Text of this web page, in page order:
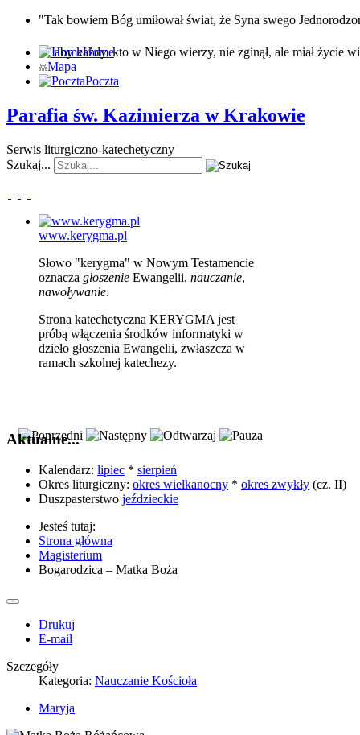
"Tak bowiem Bóg umiłował świat, że Syna swego
… aby każdy, kto w Niego wierzy, nie zginął, ale miał życie
Home
Mapa
Poczta
Parafia św. Kazimierza w Krakowie
Serwis liturgiczno-katechetyczny
Szukaj...
www.kerygma.pl
Słowo "kerygma" w Nowym Testamencie
oznacza głoszenie Ewangelii, nauczanie,
nawoływanie.
Strona katechetyczna KERYGMA jest
próbą włączenia środków informatyki w
dzieło głoszenia Ewangelii, zwłaszcza w
ramach szkolnej katechezy.
Aktualne...
Kalendarz: lipiec * sierpień
Okres liturgiczny: okres wielkanocny * okres zwykły (cz. II)
Duszpasterstwo jeździeckie
Jesteś tutaj:
Strona główna
Magisterium
Bogarodzica – Matka Boża
Drukuj
E-mail
Szczegóły
Kategoria: Nauczanie Kościoła
Maryja